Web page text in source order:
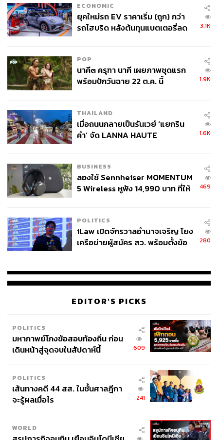
ECONOMIC
ยุคใหม่รถ EV ราคาเริ่ม (ถูก) กว่า
รถไฮบริด หลังต้นทุนแบตเตอรี่ลด
3.1K
POP
นาคี๓ ครุฑา นาคี เผยภาพชุดแรก
พร้อมปักวันฉาย 22 ต.ค. นี้
1.9K
THAILAND
เมื่อถนนกลายเป็นรันเวย์ ‘แยกริน
คำ’ จัด LANNA HAUTE
1.6K
BUSINESS
ลองใช้ Sennheiser MOMENTUM
5 Wireless หูฟัง 14,990 บาท ที่ให้
469
POLITICS
iLaw เปิดจักรวาลอำนาจเจริญ โยง
เครือข่ายผู้สมัคร สว. พร้อมตั้งข้อ
280
EDITOR'S PICKS
POLITICS
มหากาพย์โกงข้อสอบท้องถิ่น ก่อน
เดินหน้าสู่จุดจบในสัปดาห์นี้
609
POLITICS
เส้นทางคดี 44 สส. ในชั้นศาลฎีกา
จะรู้ผลเมื่อไร
241
WORLD